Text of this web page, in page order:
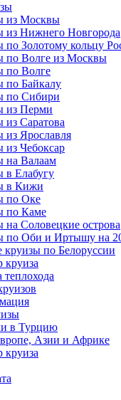
из Москвы
из Нижнего Новгорода
по Золотому кольцу
по Волге из Москвы
по Волге
по Байкалу
по Сибири
из Перми
из Саратова
из Ярославля
из Чебоксар
на Валаам
в Елабугу
в Кижи
по Оке
по Каме
на Соловецкие острова
по Оби и Иртышу на
круизы по Белоруссии
круиза
теплохода
в Турцию
Азии и Африке
круиза